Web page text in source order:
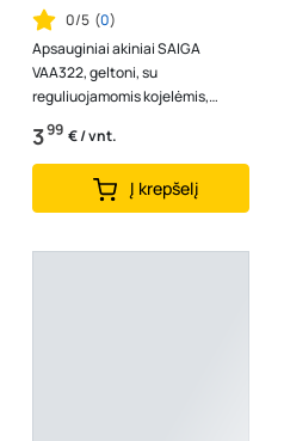
0/5 (0)
Apsauginiai akiniai SAIGA
VAA322, geltoni, su
reguliuojamomis kojelėmis,
nerasojantys, nesibraižantys,
atsparūs aukštai ...
399 € / vnt.
Į krepšelį